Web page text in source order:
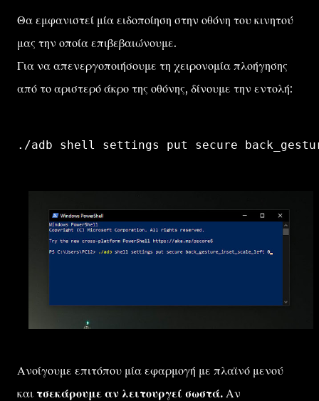
Θα εμφανιστεί μία ειδοποίηση στην οθόνη του κινητού
μας την οποία επιβεβαιώνουμε.
Για να απενεργοποιήσουμε τη χειρονομία πλοήγησης
από το αριστερό άκρο της οθόνης, δίνουμε την εντολή:
Ανοίγουμε επιτόπου μία εφαρμογή με πλαϊνό μενού
και τσεκάρουμε αν λειτουργεί σωστά. Αν